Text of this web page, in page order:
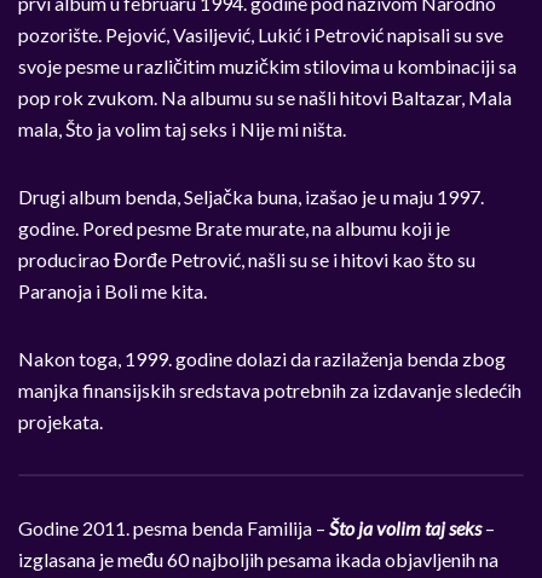
pozorište. Pejović, Vasiljević, Lukić i Petrović napisali su sve
svoje pesme u različitim muzičkim stilovima u kombinaciji sa
pop rok zvukom. Na albumu su se našli hitovi Baltazar, Mala
mala, Što ja volim taj seks i Nije mi ništa.
Drugi album benda, Seljačka buna, izašao je u maju 1997.
godine. Pored pesme Brate murate, na albumu koji je
producirao Đorđe Petrović, našli su se i hitovi kao što su
Paranoja i Boli me kita.
Nakon toga, 1999. godine dolazi da razilaženja benda zbog
manjka finansijskih sredstava potrebnih za izdavanje sledećih
projekata.
Godine 2011. pesma benda Familija – Što ja volim taj seks–
izglasana je među 60 najboljih pesama ikada objavljenih na